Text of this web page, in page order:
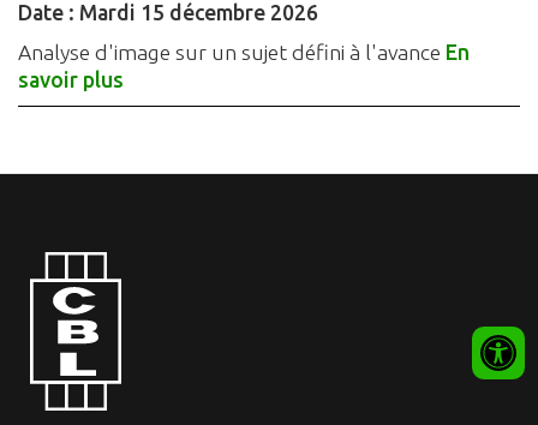
Date : Mardi 15 décembre 2026
Analyse d'image sur un sujet défini à l'avance En
savoir plus